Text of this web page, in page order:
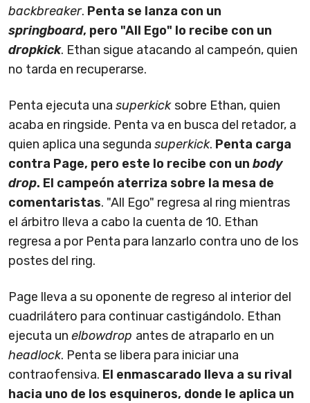
backbreaker. Penta se lanza con un
springboard, pero "All Ego" lo recibe con un
dropkick. Ethan sigue atacando al campeón, quien
no tarda en recuperarse.
Penta ejecuta una superkicksobre Ethan, quien
acaba en ringside. Penta va en busca del retador, a
quien aplica una segunda superkick. Penta carga
contra Page, pero este lo recibe con un body
drop. El campeón aterriza sobre la mesa de
comentaristas. "All Ego" regresa al ring mientras
el árbitro lleva a cabo la cuenta de 10. Ethan
regresa a por Penta para lanzarlo contra uno de los
postes del ring.
Page lleva a su oponente de regreso al interior del
cuadrilátero para continuar castigándolo. Ethan
ejecuta un elbowdrop antes de atraparlo en un
headlock. Penta se libera para iniciar una
contraofensiva. El enmascarado lleva a su rival
hacia uno de los esquineros, donde le aplica un